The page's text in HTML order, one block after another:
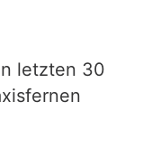
letzten 30